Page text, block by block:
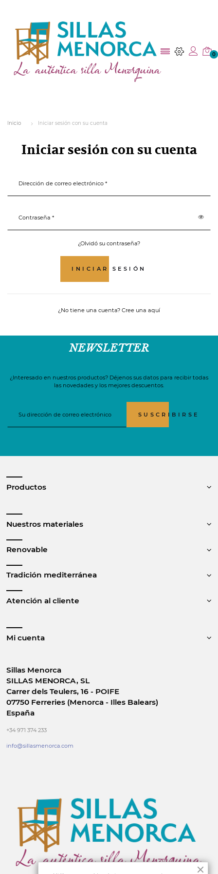
0
Inicio Iniciar sesión con su cuenta
Iniciar sesión con su cuenta
¿Olvidó su contraseña?
INICIAR SESIÓN
¿No tiene una cuenta? Cree una aquí
NEWSLETTER
¿Interesado en nuestros productos? Déjenos sus datos para recibir todas
las novedades y los mejores descuentos.
SUSCRIBIRSE
Productos
Nuestros materiales
Renovable
Tradición mediterránea
Atención al cliente
Mi cuenta
Sillas Menorca
SILLAS MENORCA, SL
Carrer dels Teulers, 16 - POIFE
07750 Ferreries (Menorca - Illes Balears)
España
+34 971 374 233
info@sillasmenorca.com